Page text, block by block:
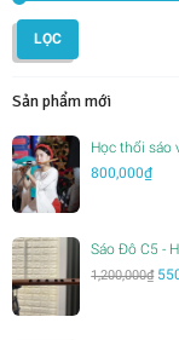
LỌC
Sản phẩm mới
Học thổi sáo
800,000₫
Sáo Đô C5 -
1,200,000₫ Giá